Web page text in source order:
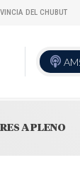
DEL CHUBUT
A PLENO